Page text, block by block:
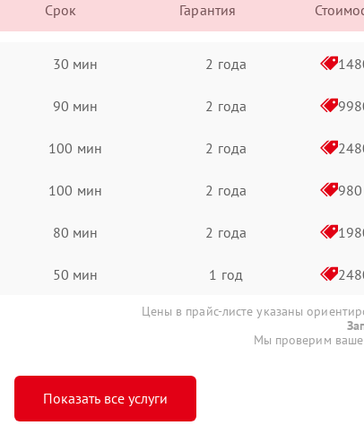
Срок Гарантия
30 мин 2 года
90 мин 2 года
100 мин 2 года
100 мин 2 года
80 мин 2 года
50 мин 1 год
Цены в прайс-листе указаны
Мы проверим ваше
Показать все услуги